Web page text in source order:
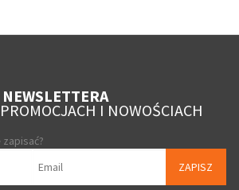
I NOWOŚCIACH
ZAPISZ